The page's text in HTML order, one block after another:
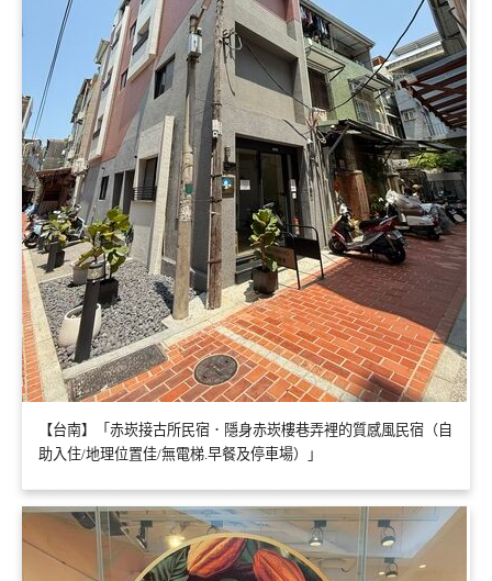
【台南】「赤崁接古所民宿．隱身赤崁樓巷弄裡的質感風民宿（自
助入住/地理位置佳/無電梯.早餐及停車場）」